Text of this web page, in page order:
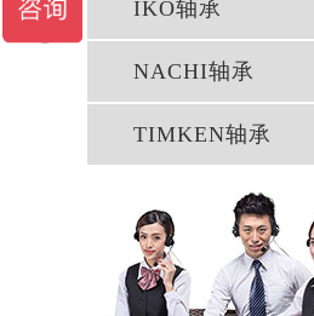
IKO轴承
NACHI轴承
TIMKEN轴承